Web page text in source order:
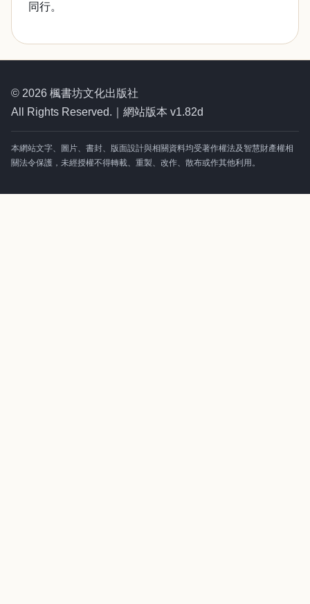
同行。
© 2026 楓書坊文化出版社
All Rights Reserved.｜網站版本 v1.82d
本網站文字、圖片、書封、版面設計與相關資料均受著作權法及智慧財產權相
關法令保護，未經授權不得轉載、重製、改作、散布或作其他利用。